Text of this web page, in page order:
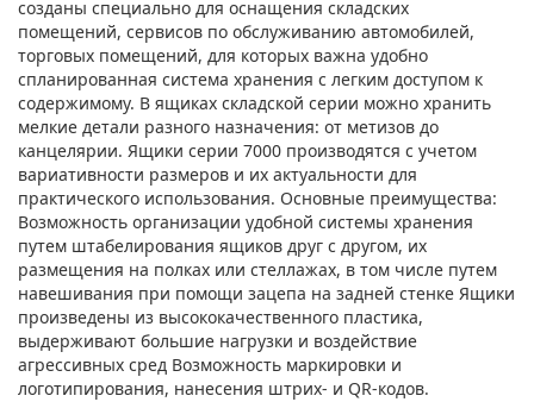
созданы специально для оснащения складских
помещений, сервисов по обслуживанию автомобилей,
торговых помещений, для которых важна удобно
спланированная система хранения с легким доступом к
содержимому. В ящиках складской серии можно хранить
мелкие детали разного назначения: от метизов до
канцелярии. Ящики серии 7000 производятся с учетом
вариативности размеров и их актуальности для
практического использования. Основные преимущества:
Возможность организации удобной системы хранения
путем штабелирования ящиков друг с другом, их
размещения на полках или стеллажах, в том числе путем
навешивания при помощи зацепа на задней стенке Ящики
произведены из высококачественного пластика,
выдерживают большие нагрузки и воздействие
агрессивных сред Возможность маркировки и
логотипирования, нанесения штрих- и QR-кодов.